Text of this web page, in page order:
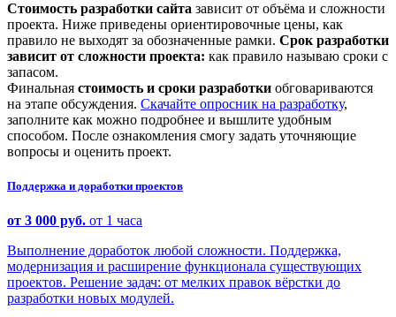
Стоимость разработки сайта зависит от объёма и сложности
проекта. Ниже приведены ориентировочные цены, как
правило не выходят за обозначенные рамки. Срок разработки
зависит от сложности проекта: как правило называю сроки с
запасом.
Финальная стоимость и сроки разработки обговариваются
на этапе обсуждения. Скачайте опросник на разработку,
заполните как можно подробнее и вышлите удобным
способом. После ознакомления смогу задать уточняющие
вопросы и оценить проект.
Поддержка и доработки проектов
от 3 000 руб. от 1 часа
Выполнение доработок любой сложности. Поддержка,
модернизация и расширение функционала существующих
проектов. Решение задач: от мелких правок вёрстки до
разработки новых модулей.